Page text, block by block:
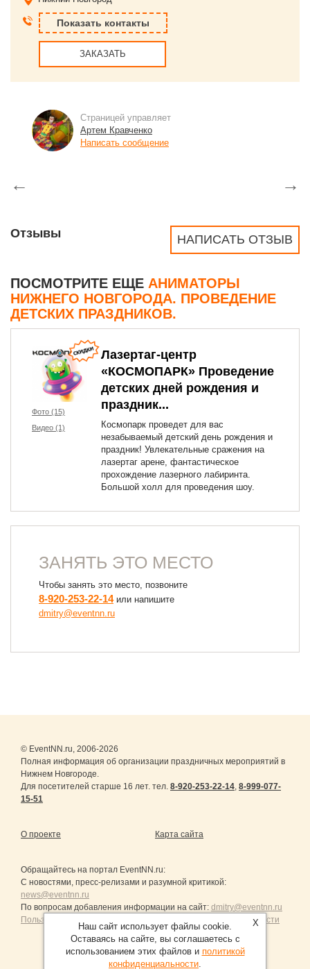
Показать контакты
ЗАКАЗАТЬ
Страницей управляет
Артем Кравченко
Написать сообщение
← →
НАПИСАТЬ ОТЗЫВ
Отзывы
ПОСМОТРИТЕ ЕЩЕ АНИМАТОРЫ
НИЖНЕГО НОВГОРОДА. ПРОВЕДЕНИЕ
ДЕТСКИХ ПРАЗДНИКОВ.
Фото (15)
Видео (1)
Лазертаг-центр
«КОСМОПАРК» Проведение
детских дней рождения и
праздник...
Космопарк проведет для вас
незабываемый детский день рождения и
праздник! Увлекательные сражения на
лазертаг арене, фантастическое
прохождение лазерного лабиринта.
Большой холл для проведения шоу.
ЗАНЯТЬ ЭТО МЕСТО
Чтобы занять это место, позвоните
8-920-253-22-14или напишите
dmitry@eventnn.ru
© EventNN.ru, 2006-2026
Полная информация об организации праздничных мероприятий в
Нижнем Новгороде.
Для посетителей старше 16 лет. тел. 8-920-253-22-14, 8-999-077-
15-51
О проекте Карта сайта
Обращайтесь на портал EventNN.ru:
С новостями, пресс-релизами и разумной критикой:
news@eventnn.ru
По вопросам добавления информации на сайт: dmitry@eventnn.ru
Пользовательское Соглашение и политика конфиденциальности
X
Наш сайт использует файлы cookie.
Оставаясь на сайте, вы соглашаетесь с
использованием этих файлов и политикой
конфиденциальности.